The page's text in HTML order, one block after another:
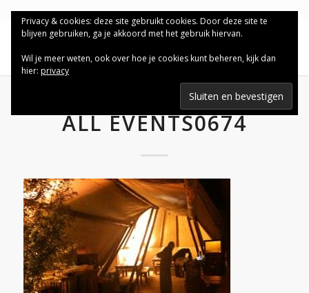
ALL EVENTS0674
Privacy & cookies: deze site gebruikt cookies. Door deze site te
blijven gebruiken, ga je akkoord met het gebruik hiervan.
Wil je meer weten, ook over hoe je cookies kunt beheren, kijk dan
hier: privacy